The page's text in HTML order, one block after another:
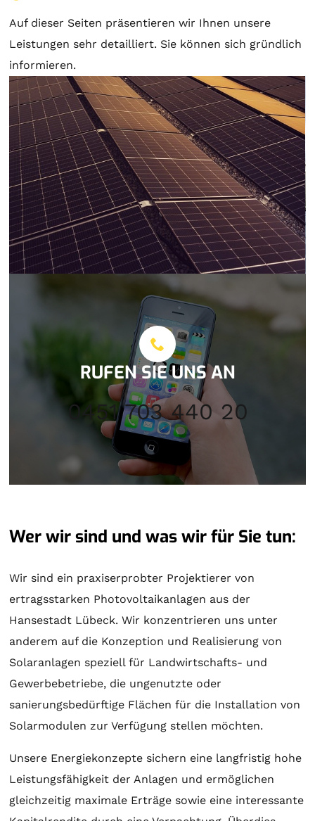
Auf dieser Seiten präsentieren wir Ihnen unsere
Leistungen sehr detailliert. Sie können sich gründlich
informieren.
RUFEN SIE UNS AN
0451 703 440 20
Wer wir sind und was wir für Sie tun:
Wir sind ein praxiserprobter Projektierer von
ertragsstarken Photovoltaikanlagen aus der
Hansestadt Lübeck. Wir konzentrieren uns unter
anderem auf die Konzeption und Realisierung von
Solaranlagen speziell für Landwirtschafts- und
Gewerbebetriebe, die ungenutzte oder
sanierungsbedürftige Flächen für die Installation von
Solarmodulen zur Verfügung stellen möchten.
Unsere Energiekonzepte sichern eine langfristig hohe
Leistungsfähigkeit der Anlagen und ermöglichen
gleichzeitig maximale Erträge sowie eine interessante